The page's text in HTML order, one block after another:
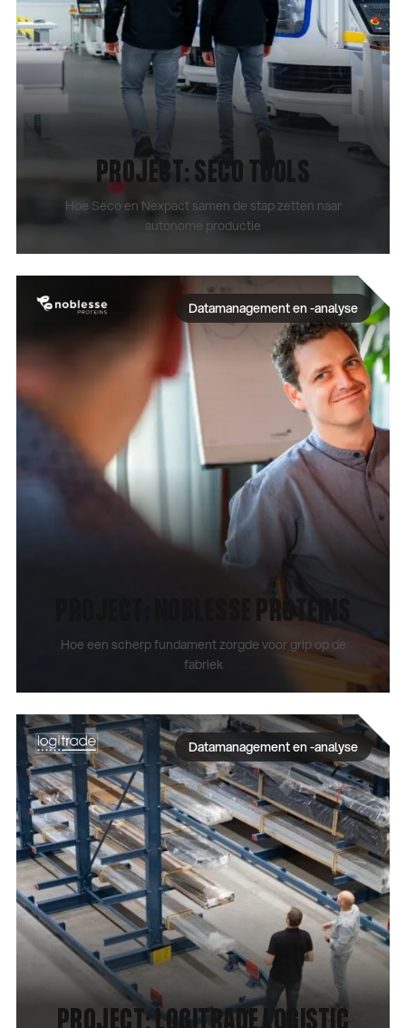
PROJECT: SECO TOOLS
Hoe Seco en Nexpact samen de stap zetten naar
autonome productie
Datamanagement en -analyse
PROJECT: NOBLESSE PROTEINS
Hoe een scherp fundament zorgde voor grip op de
fabriek
Datamanagement en -analyse